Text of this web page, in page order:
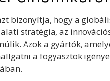
azt bizonyítja, hogy a
stratégia, az
Azok a gyártók,
a fogyasztók